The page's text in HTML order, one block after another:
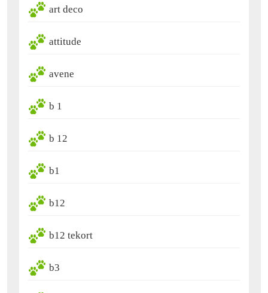
art deco
attitude
avene
b 1
b 12
b1
b12
b12 tekort
b3